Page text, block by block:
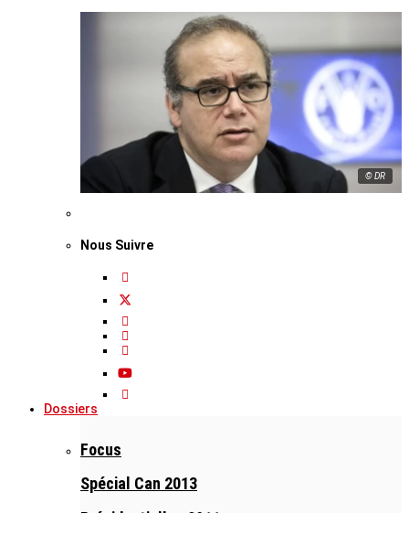
© DR
Nous Suivre
Dossiers
Focus
Spécial Can 2013
Présidentielles 2011